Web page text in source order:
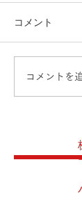
コメント
コメントを